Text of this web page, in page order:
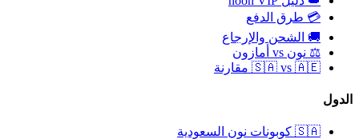
💳 طرق الدفع
🚚 الشحن والإرجاع
⚖️ نون vs أمازون
🇸🇦 vs 🇦🇪 مقارنة
الدول
🇸🇦 كوبونات نون السعودية